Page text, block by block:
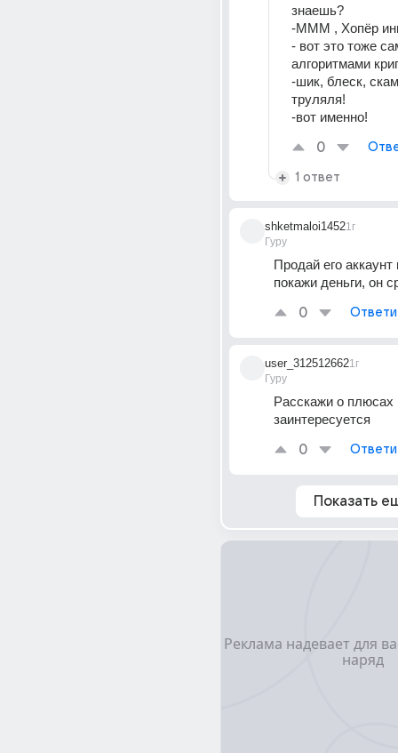
знаешь?
-МММ , Хопёр
- вот это тоже
алгоритмами
-шик, блеск,
труляля!
-вот именно!
0
1 ответ
shketmaloi1452
Гуру
1г
Продай его аккаунт
покажи деньги, он
0
user_312512662
Гуру
1г
Расскажи о плюсах
заинтересуется
0
Показать